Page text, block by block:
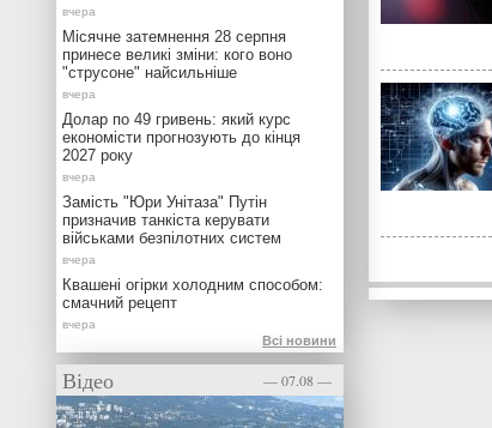
Місячне затемнення 28 серпня
принесе великі зміни: кого воно
"струсоне" найсильніше
Долар по 49 гривень: який курс
економісти прогнозують до кінця
2027 року
Замість "Юри Унітаза" Путін
призначив танкіста керувати
військами безпілотних систем
Квашені огірки холодним способом:
смачний рецепт
Всі новини
Відео — 07.08 —